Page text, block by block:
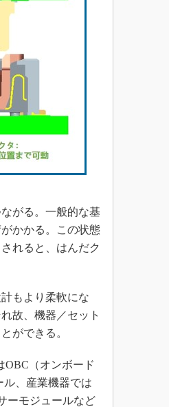
がる。一般的な基
かかる。この状態
れると、はんだク
もより柔軟にな
故、機器／セット
ができる。
OBC（オンボード
、産業機器では
ーモジュールなど